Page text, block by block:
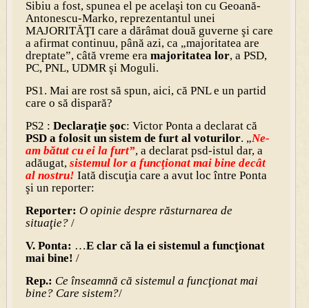
Sibiu a fost, spunea el pe acelaşi ton cu Geoană-
Antonescu-Marko, reprezentantul unei
MAJORITĂŢI care a dărâmat două guverne şi care
a afirmat continuu, până azi, ca „majoritatea are
dreptate”, câtă vreme era majoritatea lor, a PSD,
PC, PNL, UDMR şi Moguli.
PS1. Mai are rost să spun, aici, că PNL e un partid
care o să dispară?
PS2 : Declaraţie şoc: Victor Ponta a declarat că
PSD a folosit un sistem de furt al voturilor. „Ne-
am bătut cu ei la furt”, a declarat psd-istul dar, a
adăugat, sistemul lor a funcţionat mai bine decât
al nostru! Iată discuţia care a avut loc între Ponta
şi un reporter:
Reporter: O opinie despre răsturnarea de
situaţie?/
V. Ponta: …E clar că la ei sistemul a funcţionat
mai bine! /
Rep.: Ce înseamnă că sistemul a funcţionat mai
bine? Care sistem?/